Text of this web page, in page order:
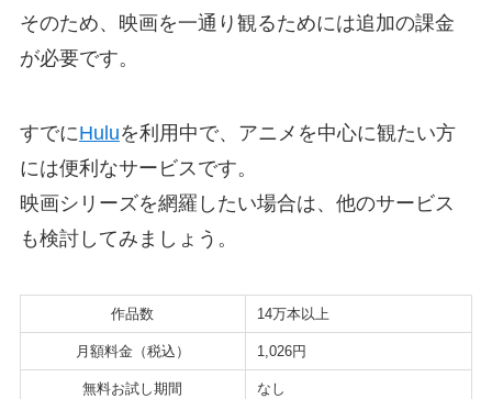
そのため、映画を一通り観るためには追加の課金
が必要です。
すでにHuluを利用中で、アニメを中心に観たい方
には便利なサービスです。
映画シリーズを網羅したい場合は、他のサービス
も検討してみましょう。
作品数 14万本以上
月額料金（税込） 1,026円
無料お試し期間 なし